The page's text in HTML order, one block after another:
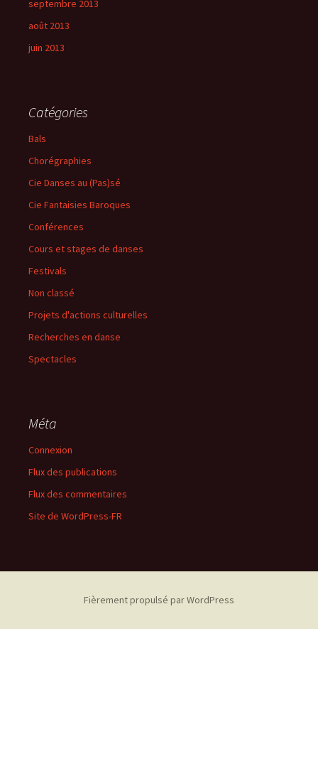
septembre 2013
août 2013
juin 2013
Catégories
Bals
Chorégraphies
Cie Danses au (Pas)sé
Cie Fantaisies Baroques
Conférences
Cours et stages de danses
Festivals
Non classé
Projets d'actions culturelles
Recherches en danse
Spectacles
Méta
Connexion
Flux des publications
Flux des commentaires
Site de WordPress-FR
Fièrement propulsé par WordPress